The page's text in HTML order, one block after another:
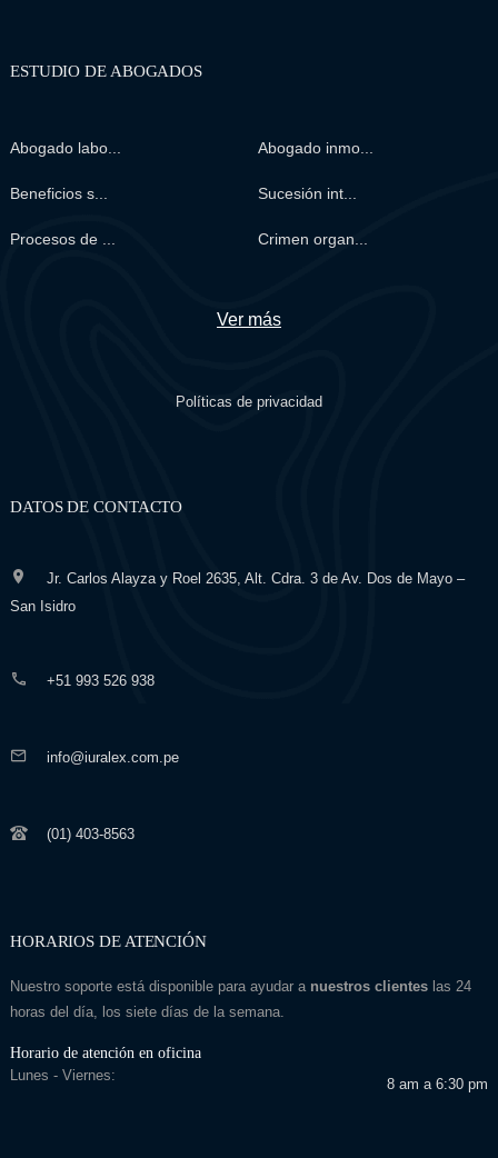
ESTUDIO DE ABOGADOS
Abogado labo... Abogado inmo...
Beneficios s... Sucesión int...
Procesos de ... Crimen organ...
Ver más
Políticas de privacidad
DATOS DE CONTACTO
Jr. Carlos Alayza y Roel 2635, Alt. Cdra. 3 de Av. Dos de Mayo –
San Isidro
+51 993 526 938
info@iuralex.com.pe
(01) 403-8563
HORARIOS DE ATENCIÓN
Nuestro soporte está disponible para ayudar a nuestros clienteslas 24
horas del día, los siete días de la semana.
Horario de atención en oficina
Lunes - Viernes:
8 am a 6:30 pm